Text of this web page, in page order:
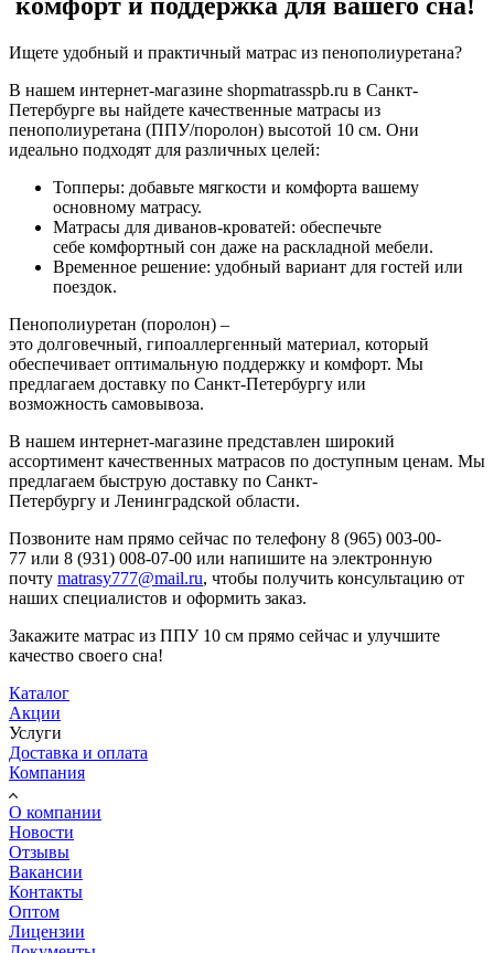
Ищете удобный и практичный матрас из пенополиуретана?
В нашем интернет-магазине shopmatrasspb.ru в Санкт-
Петербурге вы найдете качественные матрасы из
пенополиуретана (ППУ/поролон) высотой 10 см. Они
идеально подходят для различных целей:
Топперы: добавьте мягкости и комфорта вашему
основному матрасу.
Матрасы для диванов-кроватей: обеспечьте
себе комфортный сон даже на раскладной мебели.
Временное решение: удобный вариант для гостей или
поездок.
Пенополиуретан (поролон) –
это долговечный, гипоаллергенный материал, который
обеспечивает оптимальную поддержку и комфорт. Мы
предлагаем доставку по Санкт-Петербургу или
возможность самовывоза.
В нашем интернет-магазине представлен широкий
ассортимент качественных матрасов по доступным ценам. Мы
предлагаем быструю доставку по Санкт-
Петербургу и Ленинградской области.
Позвоните нам прямо сейчас по телефону 8 (965) 003-00-
77 или 8 (931) 008-07-00 или напишите на электронную
почту matrasy777@mail.ru, чтобы получить консультацию от
наших специалистов и оформить заказ.
Закажите матрас из ППУ 10 см прямо сейчас и улучшите
качество своего сна!
Каталог
Акции
Услуги
Доставка и оплата
Компания
О компании
Новости
Отзывы
Вакансии
Контакты
Оптом
Лицензии